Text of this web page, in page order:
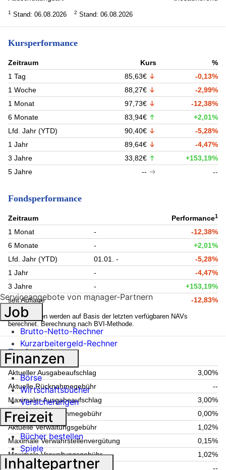
1 Stand: 06.08.2026 2 Stand: 06.08.2026
Kursperformance
Zeitraum Kurs
%
1 Tag
85,63€
-0,13%
1 Woche
88,27€
-2,99%
1 Monat
97,73€
-12,38%
6 Monate
83,94€
+2,01%
Lfd. Jahr (YTD)
90,40€
-5,28%
1 Jahr
89,64€
-4,47%
3 Jahre
33,82€
+153,19%
5 Jahre
-- --
Fondsperformance
Zeitraum Performance1
1 Monat -
-12,38%
6 Monate
-
+2,01%
Lfd. Jahr (YTD)
01.01. -
-5,28%
1 Jahr
-
-4,47%
3 Jahre
-
+153,19%
seit Auflage
- -12,83%
1Kennzahlen werden auf Basis der letzten verfügbaren NAVs
berechnet. Berechnung nach BVI-Methode.
Fondsgebühren
Aktueller Ausgabeaufschlag
3,00%
Aktuelle Rücknahmegebühr
--
Maximaler Ausgabeaufschlag
3,00%
Maximale Rücknahmegebühr
0,00%
Aktuelle Verwaltungsgebühr
1,02%
Maximale Verwahrstellenvergütung
0,15%
Maximale Verwaltungsgebühr
1,02%
Laufende Kosten
--
Serviceangebote von manager-Partnern
Job
Brutto-Netto-Rechner
Kurzarbeitergeld-Rechner
Finanzen
Börse
Wirtschaftsbücher
Versicherungen
Freizeit
Bücher bestellen
Spiele
Inhaltepartner